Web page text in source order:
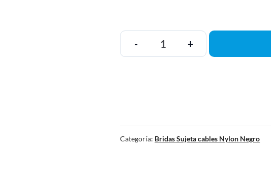
- +
Categoría: Bridas Sujeta cables Nylon Negro